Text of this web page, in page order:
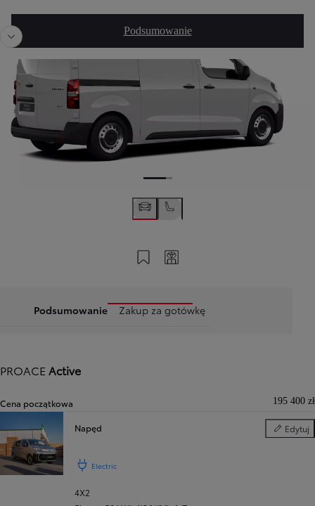
Podsumowanie
Poprzedni
Poprzedni Następny
Zapisz na swoim koncie
Podsumowanie Zakup za gotówkę
PROACE Active
Cena początkowa 195 400 zł
Napęd Edytuj
Napęd
Electric
4X2